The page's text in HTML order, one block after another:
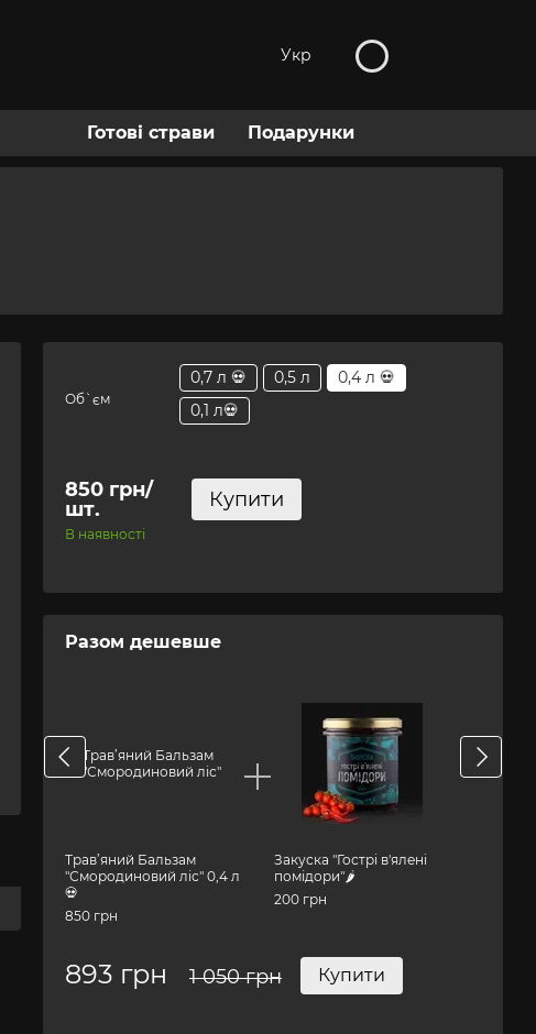
Укр
Готові страви Подарунки
Об`єм
0,7 л 💀 0,5 л
0,4 л 💀
0,1 л💀
850 грн/
шт.
В наявності
Купити
Разом дешевше
Трав’яний Бальзам
"Смородиновий ліс" 0,4 л
💀
850 грн
Закуска "Гострі в'ялені
помідори"🌶️
200 грн
893 грн 1 050 грн Купити